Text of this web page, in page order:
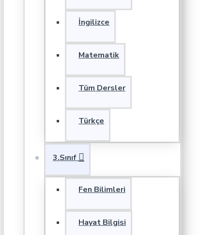
İngilizce
Matematik
Tüm Dersler
Türkçe
3.Sınıf
Fen Bilimleri
Hayat Bilgisi